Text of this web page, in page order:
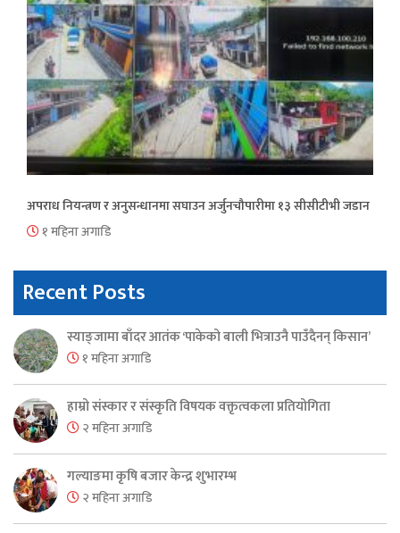
अपराध नियन्त्रण र अनुसन्धानमा सघाउन अर्जुनचौपारीमा १३ सीसीटीभी जडान
१ महिना अगाडि
Recent Posts
स्याङ्जामा बाँदर आतंक ‘पाकेको बाली भित्राउनै पाउँदैनन् किसान’
१ महिना अगाडि
हाम्रो संस्कार र संस्कृति विषयक वक्तृत्वकला प्रतियोगिता
२ महिना अगाडि
गल्याङमा कृषि बजार केन्द्र शुभारम्भ
२ महिना अगाडि